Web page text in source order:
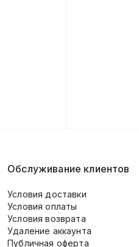
Обслуживание клиентов
Условия доставки
Условия оплаты
Условия возврата
Удаление аккаунта
Публичная оферта